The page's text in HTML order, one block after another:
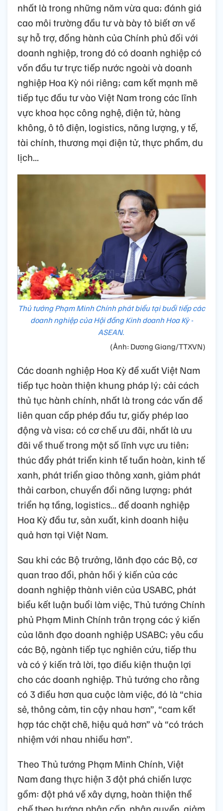
nhất là trong những năm vừa qua; đánh giá
cao môi trường đầu tư và bày tỏ biết ơn về
sự hỗ trợ, đồng hành của Chính phủ đối với
doanh nghiệp, trong đó có doanh nghiệp có
vốn đầu tư trực tiếp nước ngoài và doanh
nghiệp Hoa Kỳ nói riêng; cam kết mạnh mẽ
tiếp tục đầu tư vào Việt Nam trong các lĩnh
vực khoa học công nghệ, điện tử, hàng
không, ô tô điện, logistics, năng lượng, y tế,
tài chính, thương mại điện tử, thực phẩm, du
lịch...
Thủ tướng Phạm Minh Chính phát biểu tại buổi tiếp các
doanh nghiệp của Hội đồng Kinh doanh Hoa Kỳ -
ASEAN.
(Ảnh: Dương Giang/TTXVN)
Các doanh nghiệp Hoa Kỳ đề xuất Việt Nam
tiếp tục hoàn thiện khung pháp lý; cải cách
thủ tục hành chính, nhất là trong các vấn đề
liên quan cấp phép đầu tư, giấy phép lao
động và visa; có cơ chế ưu đãi, nhất là ưu
đãi về thuế trong một số lĩnh vực ưu tiên;
thúc đẩy phát triển kinh tế tuần hoàn, kinh tế
xanh, phát triển giao thông xanh, giảm phát
thải carbon, chuyển đổi năng lượng; phát
triển hạ tầng, logistics… để doanh nghiệp
Hoa Kỳ đầu tư, sản xuất, kinh doanh hiệu
quả hơn tại Việt Nam.
Sau khi các Bộ trưởng, lãnh đạo các Bộ, cơ
quan trao đổi, phản hồi ý kiến của các
doanh nghiệp thành viên của USABC, phát
biểu kết luận buổi làm việc, Thủ tướng Chính
phủ Phạm Minh Chính trân trọng các ý kiến
của lãnh đạo doanh nghiệp USABC; yêu cầu
các Bộ, ngành tiếp tục nghiên cứu, tiếp thu
và có ý kiến trả lời, tạo điều kiện thuận lợi
cho các doanh nghiệp. Thủ tướng cho rằng
có 3 điều hơn qua cuộc làm việc, đó là “chia
sẻ, thông cảm, tin cậy nhau hơn”, “cam kết
hợp tác chặt chẽ, hiệu quả hơn” và “có trách
nhiệm với nhau nhiều hơn”.
Theo Thủ tướng Phạm Minh Chính, Việt
Nam đang thực hiện 3 đột phá chiến lược
gồm: đột phá về xây dựng, hoàn thiện thể
chế theo hướng phân cấp, phân quyền, giảm